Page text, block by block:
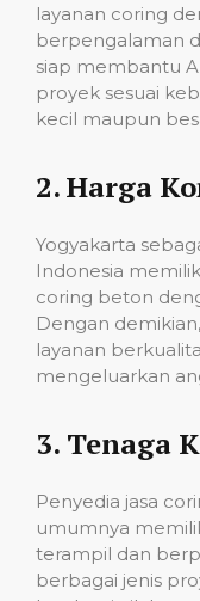
layanan coring
berpengalaman
siap membantu
proyek sesuai
kecil maupun
2.Harga
Yogyakarta
Indonesia
coring beton
Dengan
layanan
mengeluarkan
3. Tenaga
Penyedia jasa
umumnya
terampil dan
berbagai jenis